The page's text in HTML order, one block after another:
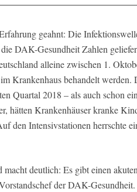
geahnt: Die
DAK-Gesundheit Zahlen
alleine zwischen 1.
Krankenhaus behandelt werden.
Quartal 2018 – als auch schon
hätten Krankenhäuser kranke
den Intensivstationen herrschte
deutlich: Es gibt einen akuten
der DAK-Gesundheit.